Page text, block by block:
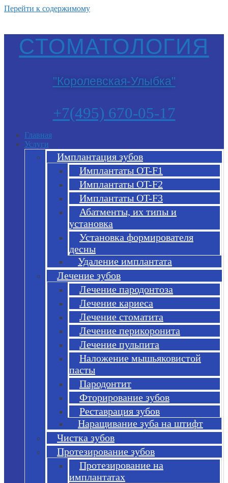
Перейти к содержимому
СТОМАТОЛОГИЯ
"Королевская-Улыбка"
+7(495) 670-05-17
Главная
Услуги
Имплантация зубов
Имплантаты OT-F1
Имплантаты OT-F2
Имплантаты OT-F3
Абатменты, их типы и
установка
Установка формирователя
десны
Удаление имплантата
Лечение зубов
Лечение пародонтоза
Лечение кариеса
Лечение стоматита
Лечение перикоронита
Лечение пульпита
Наложение мышьяковистой
пасты
Пародонтит
Фторирование зубов
Реставрация зубов
Наращивание зуба на штифт
Чистка зубов
Протезирование зубов
Протезирование на
имплантатах